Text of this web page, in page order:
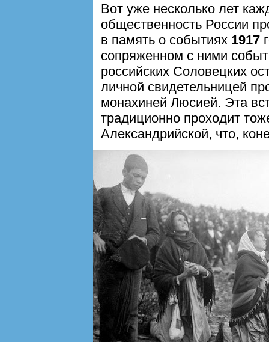
Вот уже несколько лет
общественность России
в память о событиях 1917
сопряженном с ними
российских Соловецких
личной свидетельницей
монахиней Люсией. Эта
традиционно проходит
Александрийской, что,